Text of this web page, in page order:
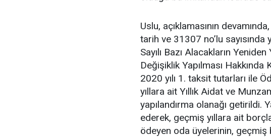
Uslu, açıklamasının
tarih ve 31307 no’lu
Sayılı Bazı Alacakların
Değişiklik Yapılması
2020 yılı 1. taksit tutarları ile
yıllara ait Yıllık Aidat ve
yapılandırma olanağı getirildi.
ederek, geçmiş yıllara ait
ödeyen oda üyelerinin, geçmiş